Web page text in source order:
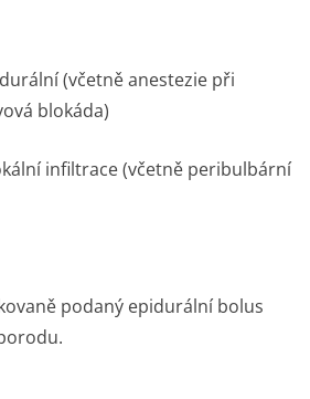
(včetně anestezie při
blokáda)
infiltrace (včetně peribulbární
podaný epidurální bolus